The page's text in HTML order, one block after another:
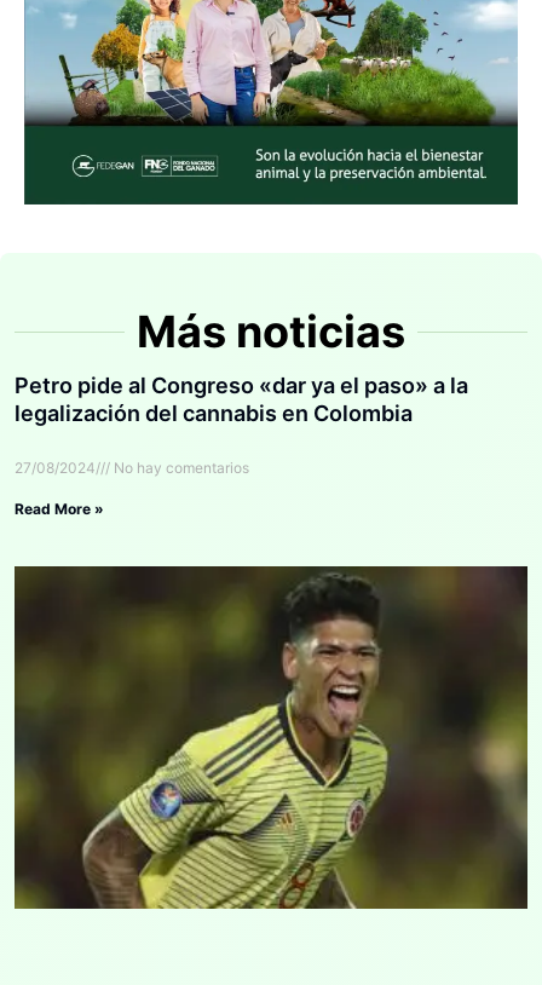
Más noticias
Petro pide al Congreso «dar ya el paso» a la
legalización del cannabis en Colombia
27/08/2024 No hay comentarios
Read More »